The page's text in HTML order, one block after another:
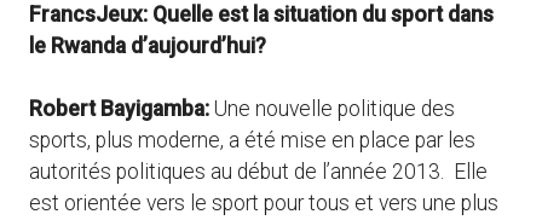
FrancsJeux: Quelle est la situation du sport dans
le Rwanda d’aujourd’hui?
Robert Bayigamba: Une nouvelle politique des
sports, plus moderne, a été mise en place par les
autorités politiques au début de l’année 2013. Elle
est orientée vers le sport pour tous et vers une plus